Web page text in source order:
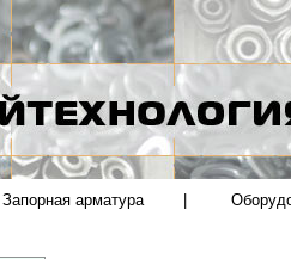
Запорная арматура